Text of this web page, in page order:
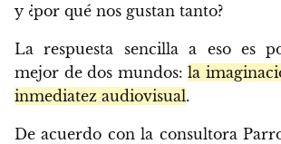
y ¿por qué nos gustan tanto?
La respuesta sencilla a eso es
mejor de dos mundos: la
inmediatez audiovisual.
De acuerdo con la consultora